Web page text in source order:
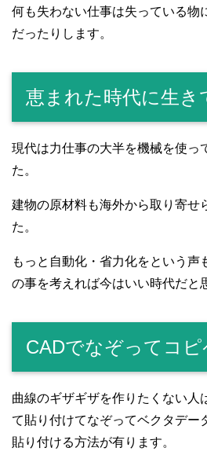
何も失わない仕事は失っている物
だったりします。
恵まれた時代に生き
現代は力仕事の大半を機械を使っ
た。
建物の原材料も海外から取り寄せ
た。
もっと自動化・省力化をという声
の事を考えれば今はいい時代だと
CADでなぞってコピ
曲線のギザギザを作りたくない人
て貼り付けてなぞってベクタデー
貼り付ける方法が有ります。